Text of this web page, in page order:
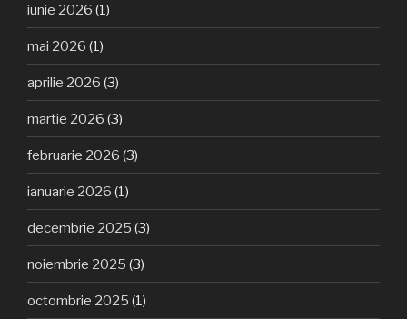
iunie 2026 (1)
mai 2026 (1)
aprilie 2026 (3)
martie 2026 (3)
februarie 2026 (3)
ianuarie 2026 (1)
decembrie 2025 (3)
noiembrie 2025 (3)
octombrie 2025 (1)